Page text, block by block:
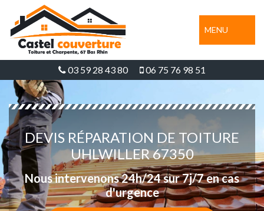
MENU
03 59 28 43 80 06 75 76 98 51
DEVIS RÉPARATION DE TOITURE
UHLWILLER 67350
Nous intervenons 24h/24 sur 7j/7 en cas
d'urgence